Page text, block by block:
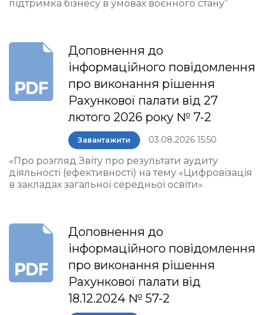
підтримка бізнесу в умовах воєнного стану”
Доповнення до
інформаційного повідомлення
про виконання рішення
Рахункової палати від 27
лютого 2026 року № 7-2
Завантажити 03.08.2026 15:50
«Про розгляд Звіту про результати аудиту
діяльності (ефективності) на тему «Цифровізація
в закладах загальної середньої освіти»
Доповнення до
інформаційного повідомлення
про виконання рішення
Рахункової палати від
18.12.2024 № 57-2